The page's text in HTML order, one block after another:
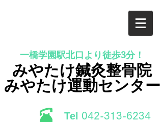
一橋学園駅北口より徒歩3分！
みやたけ鍼灸整骨院
みやたけ運動センター
Tel ​042-313-6234